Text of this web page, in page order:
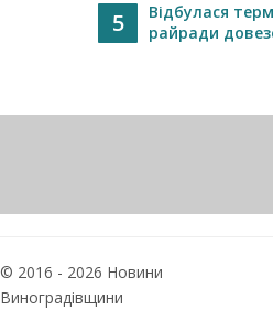
5
Відбулася
райради
© 2016 - 2026 Новини
Виноградівщини